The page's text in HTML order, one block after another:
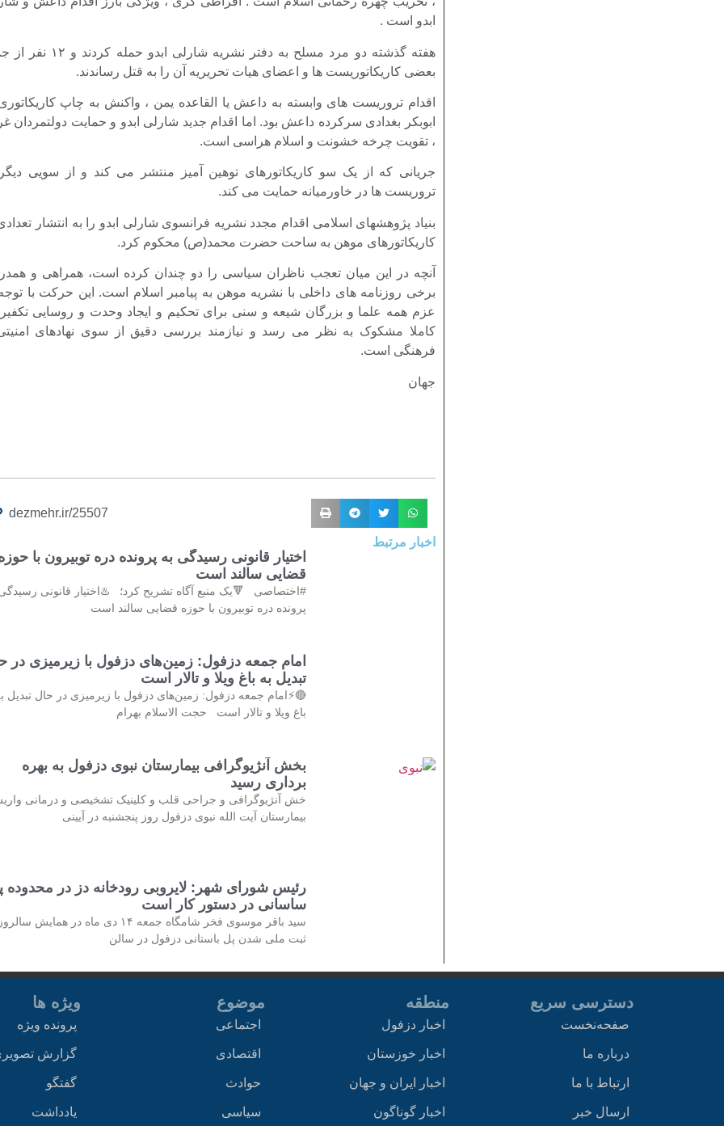
ابدو است .
هفته گذشته دو مرد مسلح به دفتر نشریه شارلی ابدو
بعضی کاریکاتوریست ها و اعضای هیات تحریریه آن را به قتل رساندند.
اقدام تروریست های وابسته به داعش یا القاعده یمن ، واکنش به چاپ کاریکاتوری
ابوبکر بغدادی سرکرده داعش بود. اما اقدام جدید شارلی ابدو و حمایت دولتمردان
، تقویت چرخه خشونت و اسلام هراسی است.
جریانی که از یک سو کاریکاتورهای توهین آمیز منتشر می کند و از سویی دیگر
تروریست ها در خاورمیانه حمایت می کند.
بنیاد پژوهشهای اسلامی اقدام مجدد نشریه فرانسوی شارلی ابدو را به انتشار
کاریکاتورهای موهن به ساحت حضرت محمد(ص) محکوم کرد.
آنچه در این میان تعجب ناظران سیاسی را دو چندان کرده است، همراهی و
برخی روزنامه های داخلی با نشریه موهن به پیامبر اسلام است. این حرکت با
عزم همه علما و بزرگان شیعه و سنی برای تحکیم و ایجاد وحدت و روسایی
کاملا مشکوک به نظر می رسد و نیازمند بررسی دقیق از سوی نهادهای
فرهنگی است.
جهان
dezmehr.ir/25507
اخبار مرتبط
اختیار قانونی رسیدگی به پرونده دره توبیرون با
قضایی سالند است
#اختصاصی 🔻یک منبع آگاه تشریح کرد؛ ♨️اختیار قانونی
پرونده دره توبیرون با حوزه قضایی سالند است
امام جمعه دزفول: زمین‌های دزفول با زیرمیزی در
تبدیل به باغ ویلا و تالار است
🔴⚡امام جمعه دزفول: زمین‌های دزفول با زیرمیزی در حال تبدیل
باغ ویلا و تالار است حجت الاسلام بهرام
بخش آنژیوگرافی بیمارستان نبوی دزفول به بهره
برداری رسید
خش آنژیوگرافی و جراحی قلب و کلینیک تشخیصی و درمانی
بیمارستان آیت الله نبوی دزفول روز پنجشنبه در آیینی
رئیس شورای شهر: لایروبی رودخانه دز در محدوده
ساسانی در دستور کار است
سید باقر موسوی فخر شامگاه جمعه ۱۴ دی ماه در همایش سالروز
ثبت ملی شدن پل باستانی دزفول در سالن
دسترسی سریع
صفحه‌نخست
درباره ما
ارتباط با ما
ارسال خبر
منطقه
اخبار دزفول
اخبار خوزستان
اخبار ایران و جهان
اخبار گوناگون
موضوع
اجتماعی
اقتصادی
حوادث
سیاسی
ویژه ها
پرونده ویژه
گزارش
گفتگو
یادداشت